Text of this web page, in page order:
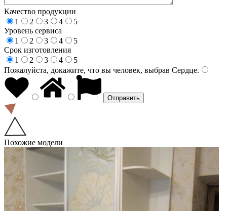
Качество продукции
1
2 3 4
5
Уровень сервиса
1
2 3 4
5
Срок изготовления
1
2 3 4
5
Пожалуйста, докажите, что вы человек, выбрав Сердце.
Похожие модели